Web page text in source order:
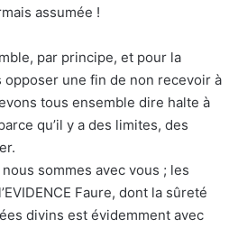
assumée !
par principe, et pour la
opposer une fin de non recevoir à
tous ensemble dire halte à
qu’il y a des limites, des
sommes avec vous ; les
Faure, dont la sûreté
divins est évidemment avec